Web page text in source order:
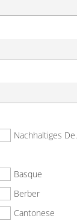
Nachhaltiges Design & Konstruktion
Basque
Berber
Cantonese